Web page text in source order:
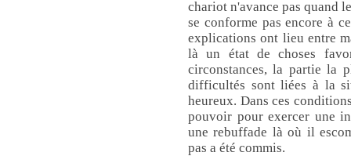
chariot n'avance pas quand
se conforme pas encore à
explications ont lieu entre
là un état de choses
circonstances, la partie la
difficultés sont liées à la
heureux. Dans ces
pouvoir pour exercer une
une rebuffade là où il
pas a été commis.